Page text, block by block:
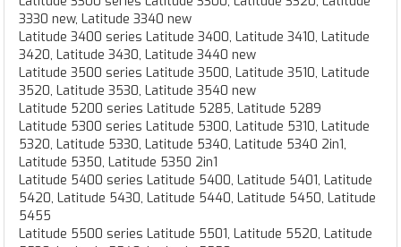
3330 new, Latitude 3340 new
Latitude 3400 series Latitude 3400, Latitude 3410, Latitude
3420, Latitude 3430, Latitude 3440 new
Latitude 3500 series Latitude 3500, Latitude 3510, Latitude
3520, Latitude 3530, Latitude 3540 new
Latitude 5200 series Latitude 5285, Latitude 5289
Latitude 5300 series Latitude 5300, Latitude 5310, Latitude
5320, Latitude 5330, Latitude 5340, Latitude 5340 2in1,
Latitude 5350, Latitude 5350 2in1
Latitude 5400 series Latitude 5400, Latitude 5401, Latitude
5420, Latitude 5430, Latitude 5440, Latitude 5450, Latitude
5455
Latitude 5500 series Latitude 5501, Latitude 5520, Latitude